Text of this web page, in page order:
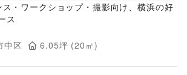
ス・ワークショップ・撮影向け、横浜の好
ス
中区 6.05坪 (20 ㎡)